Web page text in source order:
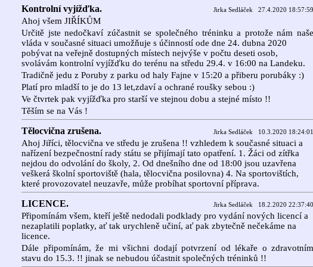
Kontrolní vyjížďka. Jirka Sedláček 27.4.2020 18:57:59
Ahoj všem JIŘÍKŮM
Určitě jste nedočkaví zúčastnit se společného tréninku a protože nám naše
vláda v současné situaci umožňuje s účinností ode dne 24. dubna 2020
pobývat na veřejně dostupných místech nejvýše v počtu deseti osob,
svolávám kontrolní vyjížďku do terénu na středu 29.4. v 16:00 na Landeku.
Tradičně jedu z Poruby z parku od haly Fajne v 15:20 a přiberu porubáky :)
Platí pro mladší to je do 13 let,zdaví a ochrané roušky sebou :)
Ve čtvrtek pak vyjížďka pro starší ve stejnou dobu a stejné místo !!
Těším se na Vás !
Tělocvična zrušena. Jirka Sedláček 10.3.2020 18:24:01
Ahoj Jiříci, tělocvična ve středu je zrušena !! vzhledem k současné situaci a
nařízení bezpečnostní rady státu se přijímají tato opatření. 1. Žáci od zítřka
nejdou do odvolání do školy, 2. Od dnešního dne od 18:00 jsou uzavřena
veškerá školní sportoviště (hala, tělocvična posilovna) 4. Na sportovištích,
které provozovatel neuzavře, může probíhat sportovní příprava.
LICENCE. Jirka Sedláček 18.2.2020 22:37:40
Připomínám všem, kteří ještě nedodali podklady pro vydání nových licencí a
nezaplatili poplatky, ať tak urychleně učiní, ať pak zbytečně nečekáme na
licence.
Dále připomínám, že mi všichni dodají potvrzení od lékaře o zdravotním
stavu do 15.3. !! jinak se nebudou účastnit společných tréninků !!